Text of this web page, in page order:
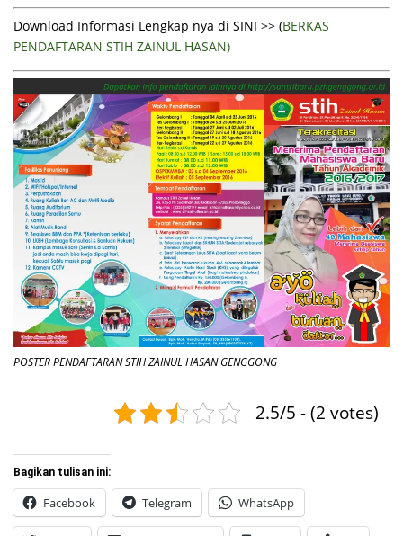
Download Informasi Lengkap nya di SINI >> (BERKAS
PENDAFTARAN STIH ZAINUL HASAN)
POSTER PENDAFTARAN STIH ZAINUL HASAN GENGGONG
2.5/5 - (2 votes)
Bagikan tulisan ini:
Facebook Telegram WhatsApp